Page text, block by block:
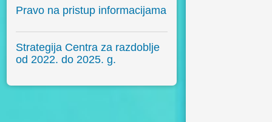
Pravo na pristup informacijama
Strategija Centra za razdoblje
od 2022. do 2025. g.